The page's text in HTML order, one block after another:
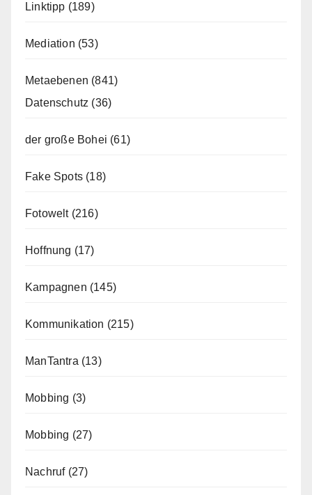
Linktipp (189)
Mediation (53)
Metaebenen (841)
Datenschutz (36)
der große Bohei (61)
Fake Spots (18)
Fotowelt(216)
Hoffnung (17)
Kampagnen (145)
Kommunikation (215)
ManTantra (13)
Mobbing (3)
Mobbing (27)
Nachruf(27)